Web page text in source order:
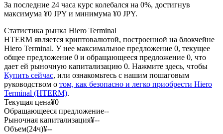
USDC фьючерсы
Фьючерсы с использованием USDC в качестве
обеспечения
За последние 24 часа курс колебался на 0%, достигнув
максимума ¥0 JPY и минимума ¥0 JPY.
Статистика рынка Hiero Terminal
HTERM является криптовалютой, построенной на блокчейне
Hiero Terminal. У нее максимальное предложение 0, текущее
общее предложение 0 и обращающееся предложение 0, что
дает ей рыночную капитализацию 0. Нажмите здесь, чтобы
Купить сейчас, или ознакомьтесь с нашим пошаговым
руководством о том, как безопасно и легко приобрести Hiero
Terminal (HTERM).
Текущая цена¥0
Обращающееся предложение--
Рыночная капитализация¥--
Объем(24ч)¥--